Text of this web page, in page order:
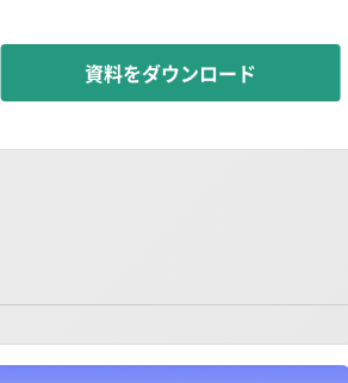
資料をダウンロード